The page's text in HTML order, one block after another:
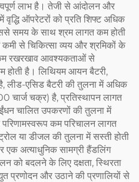
लाभ है। तेजी से आंदोलन और
ऑपरेटरों को प्रति शिफ्ट अधिक
समय के साथ श्रम लागत कम होती
से चिकित्सा व्यय और श्रमिकों के
रखरखाव आवश्यकताओं से
होती है। लिथियम आयन बैटरी,
लीड-एसिड बैटरी की तुलना में अधिक
चक्र) है, प्रतिस्थापन लागत
चालित उपकरणों की तुलना में
परिणामस्वरूप कम परिचालन लागत
या डीजल की तुलना में सस्ती होती
एक अत्याधुनिक सामग्री हैंडलिंग
को बदलने के लिए दक्षता, स्थिरता
प्रणोदन और उठाने की प्रणालियों से